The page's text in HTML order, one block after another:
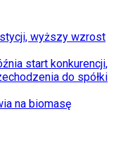
wyższy wzrost
start konkurencji,
do spółki
na biomasę